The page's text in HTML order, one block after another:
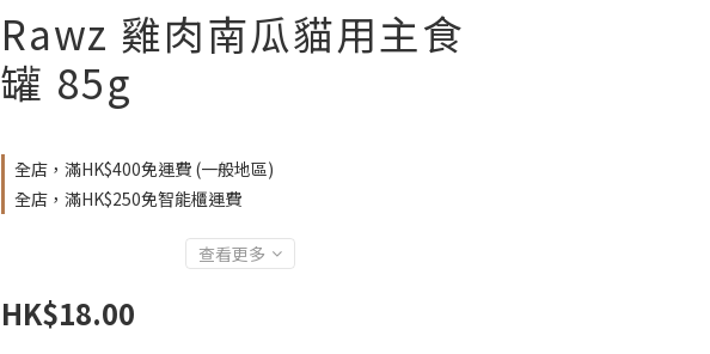
Rawz 雞肉南瓜貓用主食
罐 85g
全店，滿HK$400免運費 (一般地區)
全店，滿HK$250免智能櫃運費
查看更多
HK$18.00